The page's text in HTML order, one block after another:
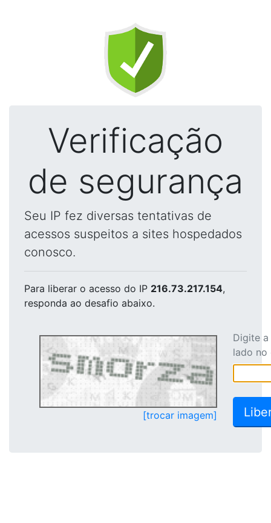
Verificação
de segurança
Seu IP fez diversas tentativas de
acessos suspeitos a sites hospedados
conosco.
Para liberar o acesso do IP 216.73.217.154,
responda ao desafio abaixo.
[trocar imagem]
Digite
lado no